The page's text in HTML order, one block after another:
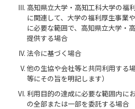
高知県立大学・高知工科大学の福
に関連して、大学の福利厚生事業
に必要な範囲で、高知県立大学・
提供する場合
法令に基づく場合
他の生協や会社等と共同利用する
等にその旨を明記します）
利用目的の達成に必要な範囲内に
の全部または一部を委託する場合